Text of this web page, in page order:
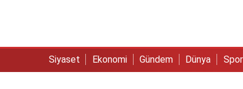
Siyaset Ekonomi Gündem Dünya Spor